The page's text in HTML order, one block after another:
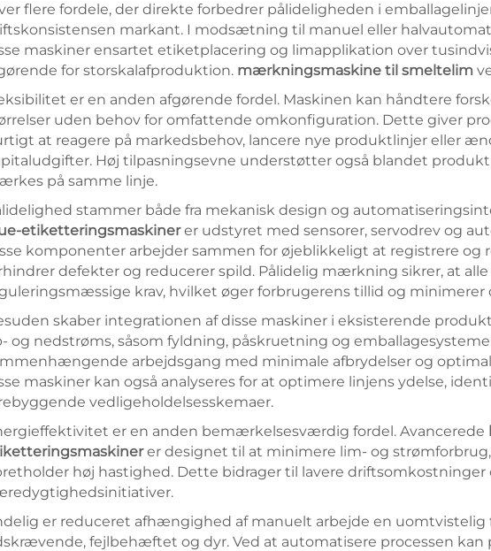
flere fordele, der direkte forbedrer pålideligheden i
markant. I modsætning til manuel eller
maskiner ensartet etiketplacering og limapplikation over
for storskalafproduktion. mærkningsmaskine til smeltelim
er en anden afgørende fordel. Maskinen kan håndtere
uden behov for omfattende omkonfiguration. Dette giver
at reagere på markedsbehov, lancere nye produktlinjer eller
Høj tilpasningsevne understøtter også blandet
på samme linje.
stammer både fra mekanisk design og
etiketteringsmaskinerer udstyret med sensorer, servodrev og
komponenter arbejder sammen for øjeblikkeligt at registrere og
defekter og reducerer spild. Pålidelig mærkning sikrer, at
krav, hvilket øger forbrugerens tillid og minimerer
skaber integrationen af disse maskiner i eksisterende
og nedstrøms, såsom fyldning, påskruetning og
arbejdsgang med minimale afbrydelser og
maskiner kan også analyseres for at optimere linjens ydelse,
vedligeholdelsesskemaer.
er en anden bemærkelsesværdig fordel. Avancerede
er designet til at minimere lim- og
høj hastighed. Dette bidrager til lavere
er reduceret afhængighed af manuelt arbejde en
fejlbehæftet og dyr. Ved at automatisere processen kan